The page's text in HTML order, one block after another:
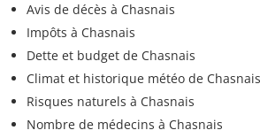
Avis de décès à Chasnais
Impôts à Chasnais
Dette et budget de Chasnais
Climat et historique météo de Chasnais
Risques naturels à Chasnais
Nombre de médecins à Chasnais